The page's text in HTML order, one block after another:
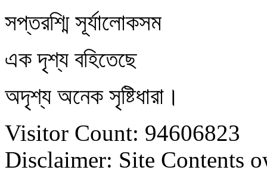
সপ্তরশ্মি সূর্যালোকসম
এক দৃশ্য বহিতেছে
অদৃশ্য অনেক সৃষ্টিধারা।
Visitor Count: 94606823
Disclaimer: Site Contents